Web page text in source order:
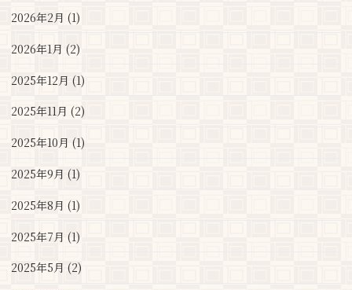
2026年2月 (1)
2026年1月 (2)
2025年12月 (1)
2025年11月 (2)
2025年10月 (1)
2025年9月 (1)
2025年8月 (1)
2025年7月 (1)
2025年5月 (2)